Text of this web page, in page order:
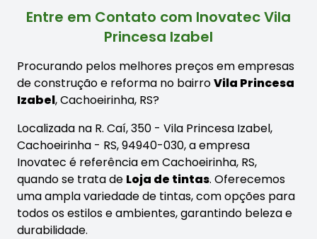
Entre em Contato com Inovatec Vila
Princesa Izabel
Procurando pelos melhores preços em empresas
de construção e reforma no bairroVila Princesa
Izabel, Cachoeirinha, RS?
Localizada na R. Caí, 350 - Vila Princesa Izabel,
Cachoeirinha - RS, 94940-030, a empresa
Inovatec é referência em Cachoeirinha, RS,
quando se trata de Loja de tintas. Oferecemos
uma ampla variedade de tintas, com opções para
todos os estilos e ambientes, garantindo beleza e
durabilidade.